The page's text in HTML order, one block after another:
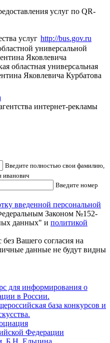
услуг по QR-
http://bus.gov.ru
универсальной
Яковлевича
областная универсальная
Яковлевича Курбатова
интернет-рекламы
Введите полностью свои фамилию,
иванович
Введите номер
введенной персональной
Законом №152-
данных" и политикой
Вашего согласия на
данные не будут видны